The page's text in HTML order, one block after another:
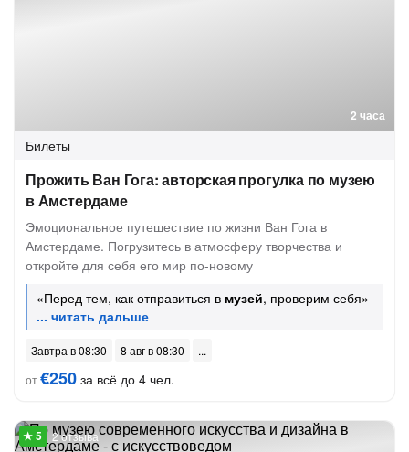
2 часа
Билеты
Прожить Ван Гога: авторская прогулка по музею
в Амстердаме
Эмоциональное путешествие по жизни Ван Гога в
Амстердаме. Погрузитесь в атмосферу творчества и
откройте для себя его мир по-новому
«Перед тем, как отправиться в музей, проверим себя»
Завтра в 08:30
8 авг в 08:30
от€250 за всё до 4 чел.
2 отзыва